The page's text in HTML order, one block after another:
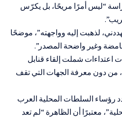
“ليس أمرًا مريحًا، بل يكرّس
لذهبت إليه وواجهته”، موضحًا
غامضة وغير واضحة المصدر”.
اعتداءات شملت إلقاء قنابل
من دون معرفة الجهات التي تقف
رؤساء السلطات المحلية العرب
محلية”، معتبرًا أن الظاهرة “لم تعد